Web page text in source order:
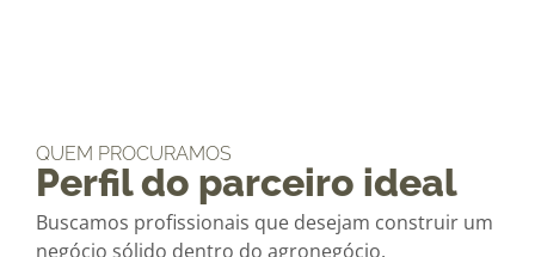
QUEM PROCURAMOS
Perfil do parceiro ideal
Buscamos profissionais que desejam construir um
negócio sólido dentro do agronegócio.